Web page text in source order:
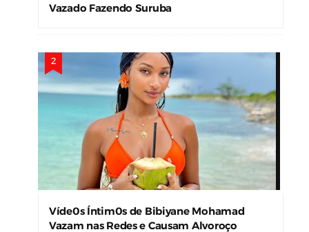
Vazado Fazendo Suruba
Víde0s Íntim0s de Bibiyane Mohamad
Vazam nas Redes e Causam Alvoroço